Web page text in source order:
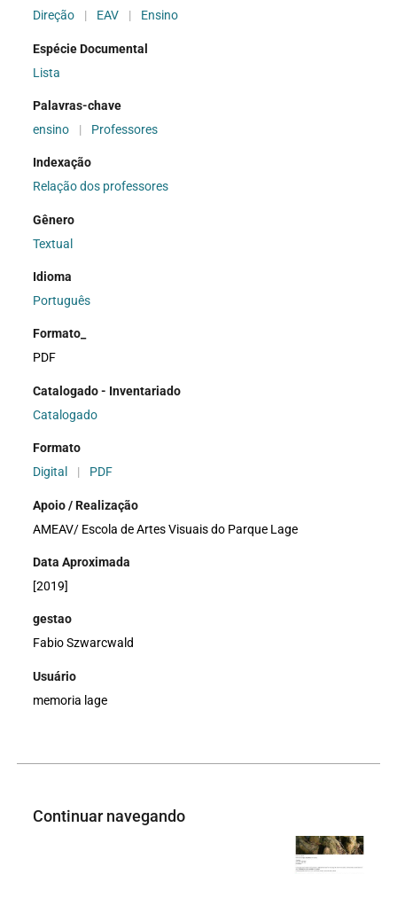
Direção
| EAV | Ensino
Espécie Documental
Lista
Palavras-chave
ensino
| Professores
Indexação
Relação dos professores
Gênero
Textual
Idioma
Português
Formato_
PDF
Catalogado - Inventariado
Catalogado
Formato
Digital
| PDF
Apoio / Realização
AMEAV/ Escola de Artes Visuais do Parque Lage
Data Aproximada
[2019]
gestao
Fabio Szwarcwald
Usuário
memoria lage
Continuar navegando